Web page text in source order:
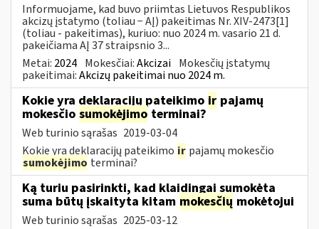
Informuojame, kad buvo priimtas Lietuvos Respublikos
akcizų įstatymo (toliau − AĮ) pakeitimas Nr. XIV-2473[1]
(toliau - pakeitimas), kuriuo: nuo 2024 m. vasario 21 d.
pakeičiama AĮ 37 straipsnio 3...
Metai: 2024 Mokesčiai:Akcizai Mokesčių įstatymų
pakeitimai:Akcizų pakeitimai nuo 2024 m.
Kokie yra deklaracijų pateikimo ir pajamų
mokesčio sumokėjimo terminai?
Web turinio sąrašas 2019-03-04
Kokie yra deklaracijų pateikimo ir pajamų mokesčio
sumokėjimo terminai?
Ką turiu pasirinkti, kad klaidingai sumokėta
suma būtų įskaityta kitam mokesčių mokėtojui
Web turinio sąrašas 2025-03-12